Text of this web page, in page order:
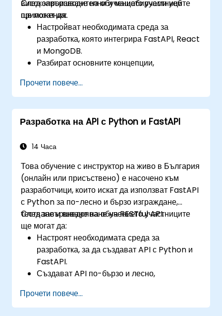
високопроизводителни и мащабируеми уеб
приложения.
След завършване на обучението участниците
ще могат да:
Настройват необходимата среда за
разработка, която интегрира FastAPI, React
и MongoDB.
Разбират основните концепции,
стека.
Се научат как да изграждат REST API с
FastAPI.
Се научат как да проектират интерактивни
Разработват, тестват и внедряват
използвайки FARM стека.
Прочети повече...
Разработка на API с Python и FastAPI
14 Часа
Това обучение с инструктор на живо в България
(онлайн или присъствено) е насочено към
разработчици, които искат да използват FastAPI
с Python за по-лесно и бързо изграждане,
тестване и внедряване на RESTful API.
След завършване на обучението участниците
ще могат да:
Настроят необходимата среда за
разработка, за да създават API с Python и
FastAPI.
Създават API по-бързо и лесно,
Научат как да създават модели на данни и
схеми, базирани на Pydantic и OpenAPI.
Прочети повече...